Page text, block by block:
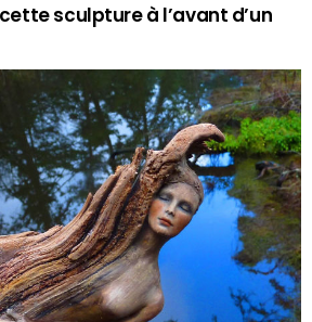
sculpture à l’avant d’un